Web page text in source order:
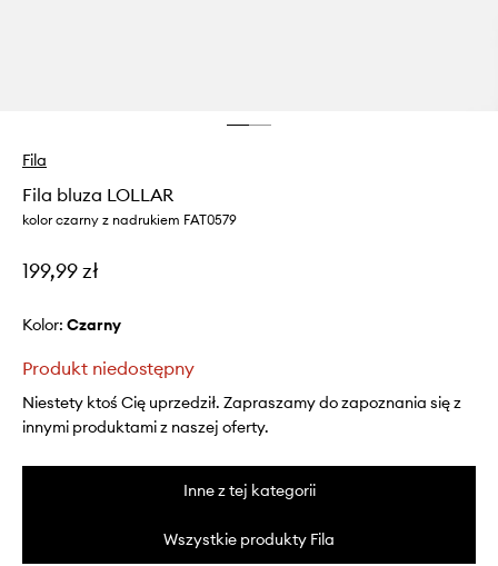
Fila
Fila bluza LOLLAR
kolor czarny z nadrukiem FAT0579
199,99 zł
Kolor: czarny
Produkt niedostępny
Niestety ktoś Cię uprzedził. Zapraszamy do zapoznania się z
innymi produktami z naszej oferty.
Inne z tej kategorii
Wszystkie produkty Fila